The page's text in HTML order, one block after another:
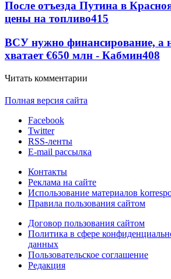
После отъезда Путина в
цены на топливо415
ВСУ нужно финансирование, а
хватает €650 млн - Кабмин408
Читать комментарии
Полная версия сайта
Facebook
Twitter
RSS-ленты
E-mail рассылка
Контакты
Реклама на сайте
Использование материалов
Правила пользования сайтом
Договор пользования сайтом
Политика в сфере
данных
Пользовательское соглашение
Редакция